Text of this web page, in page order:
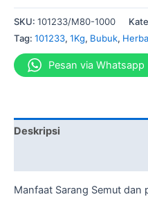
SKU: 101233/M80-1000
Tag: 101233, 1Kg, Bubuk,
Pesan via Whatsapp
Deskripsi
Manfaat Sarang Semut dan